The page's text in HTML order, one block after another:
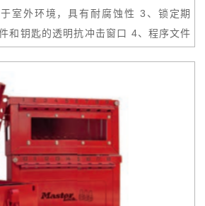
室外环境，具有耐腐蚀性 3、锁定期
和钥匙的透明抗冲击窗口 4、程序文件
用于控制挂锁的锁孔 7、包括可拆卸锁
设备锁运输到隔离点 8、可更换锁箱、
单独提供